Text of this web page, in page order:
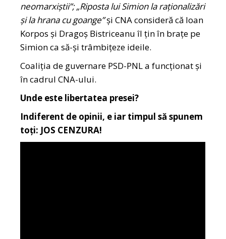
neomarxiştii”; „Riposta lui Simion la raţionalizări
şi la hrana cu goange”și CNA consideră că Ioan
Korpos și Dragoș Bistriceanu îl țin în brațe pe
Simion ca să-și trâmbițeze ideile.
Coaliția de guvernare PSD-PNL a funcționat și
în cadrul CNA-ului.
Unde este libertatea presei?
Indiferent de opinii, e iar timpul să spunem
toți: JOS CENZURA!